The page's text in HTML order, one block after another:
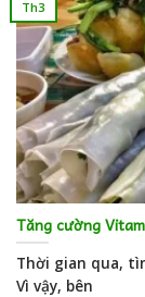
Tăng cường
Thời gian qua,
Vì vậy, bên
Th3